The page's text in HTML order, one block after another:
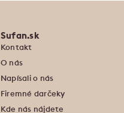
Sufan.sk
Kontakt
O nás
Napísali o nás
Firemné darčeky
Kde nás nájdete